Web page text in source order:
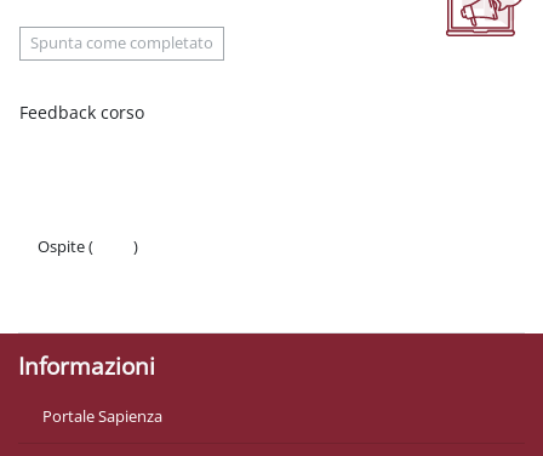
Spunta come completato
Feedback corso
Ospite (
)
Informazioni
Portale Sapienza